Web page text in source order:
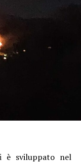
è sviluppato nel